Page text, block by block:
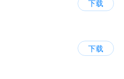
下载
下载